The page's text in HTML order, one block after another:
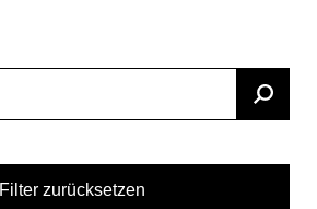
Filter zurücksetzen